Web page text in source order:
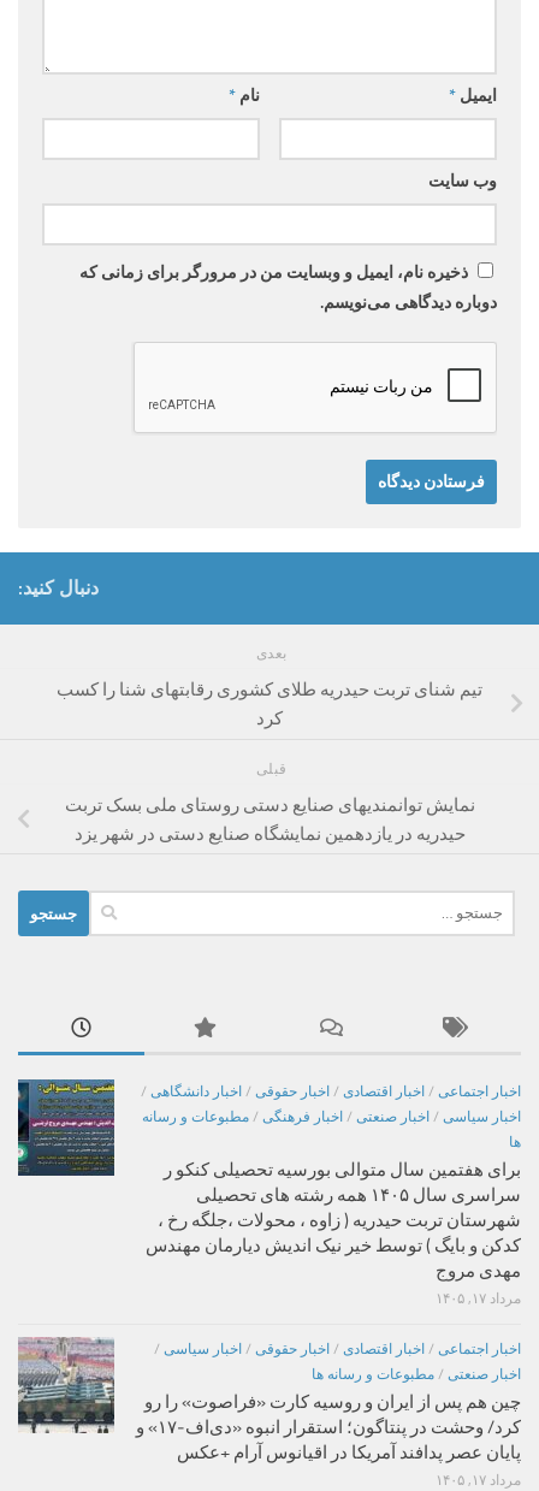
نام * ایمیل *
وب‌ سایت
ذخیره نام، ایمیل و وبسایت من در مرورگر برای زمانی که
دوباره دیدگاهی می‌نویسم.
دنبال کنید:
بعدی
تیم شنای تربت حیدریه طلای کشوری رقابتهای شنا را کسب
کرد
قبلی
نمایش توانمندیهای صنایع دستی روستای ملی بسک تربت
حیدریه در یازدهمین نمایشگاه صنایع دستی در شهر یزد
برای:
اخبار اجتماعی / اخبار اقتصادی / اخبار حقوقی / اخبار دانشگاهی /
اخبار سیاسی / اخبار صنعتی / اخبار فرهنگی / مطبوعات و رسانه
ها
برای هفتمین سال متوالی بورسیه تحصیلی کنکو ر
سراسری سال ۱۴۰۵ همه رشته های تحصیلی
شهرستان تربت حیدریه ( زاوه ، محولات ،جلگه رخ ،
کدکن و بایگ ) توسط خیر نیک اندیش دیارمان مهندس
مهدی مروج
مرداد ۱۷, ۱۴۰۵
اخبار اجتماعی / اخبار اقتصادی / اخبار حقوقی / اخبار سیاسی /
اخبار صنعتی / مطبوعات و رسانه ها
چین هم پس از ایران و روسیه کارت «فراصوت» را رو
کرد/ وحشت در پنتاگون؛ استقرار انبوه «دی‌اف‑۱۷» و
پایان عصر پدافند آمریکا در اقیانوس آرام +عکس
مرداد ۱۷, ۱۴۰۵